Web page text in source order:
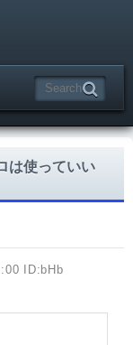
は使っていい
ID:bHb